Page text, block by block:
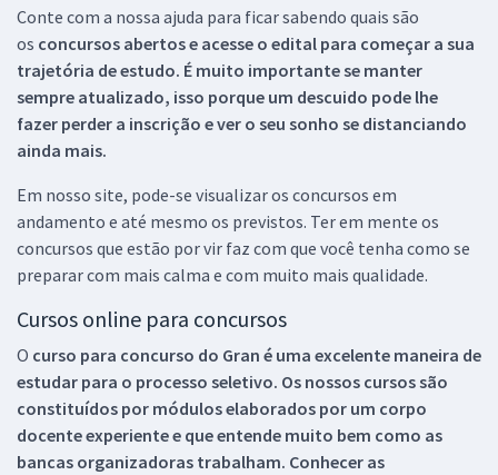
Conte com a nossa ajuda para ficar sabendo quais são
os concursos abertos e acesse o edital para começar a sua
trajetória de estudo. É muito importante se manter
sempre atualizado, isso porque um descuido pode lhe
fazer perder a inscrição e ver o seu sonho se distanciando
ainda mais.
Em nosso site, pode-se visualizar os concursos em
andamento e até mesmo os previstos. Ter em mente os
concursos que estão por vir faz com que você tenha como se
preparar com mais calma e com muito mais qualidade.
Cursos online para concursos
O curso para concurso do Gran é uma excelente maneira de
estudar para o processo seletivo. Os nossos cursos são
constituídos por módulos elaborados por um corpo
docente experiente e que entende muito bem como as
bancas organizadoras trabalham. Conhecer as